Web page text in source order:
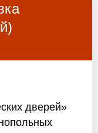
дверей»